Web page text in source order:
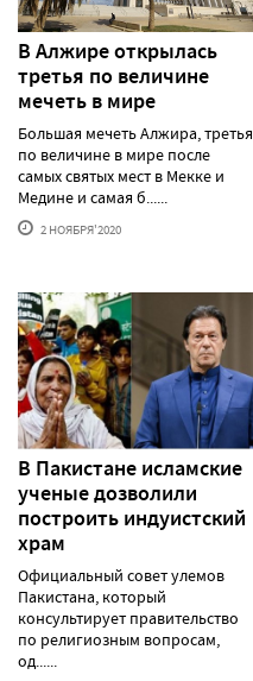
В Алжире открылась
третья по величине
мечеть в мире
Большая мечеть Алжира, третья
по величине в мире после
самых святых мест в Мекке и
Медине и самая б......
2 НОЯБРЯ'2020
В Пакистане исламские
ученые дозволили
построить индуистский
храм
Официальный совет улемов
Пакистана, который
консультирует правительство
по религиозным вопросам,
од......